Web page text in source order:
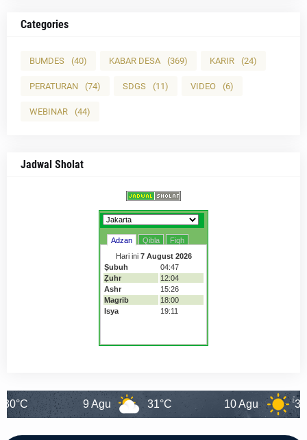
Categories
BUMDES (40) KABAR DESA (369) KARIR (24)
PERATURAN (74) SDGS (11) VIDEO (6)
WEBINAR (44)
Jadwal Sholat
9 Agu 31°C 31°C